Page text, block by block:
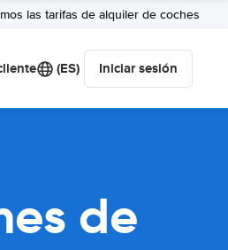
las tarifas de alquiler de coches
(ES) Iniciar sesión
de